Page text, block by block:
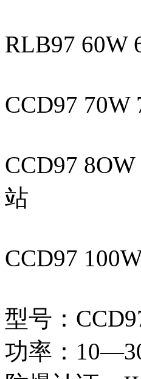
RLB97 60W
CCD97
CCD97
站
CCD97
型号：
功率：